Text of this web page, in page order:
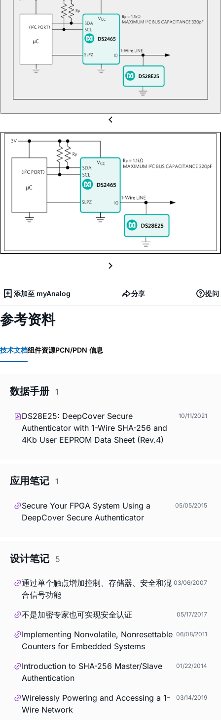
添加至 myAnalog 分享 提问
参考资料
技术文档组件资源PCN/PDN 信息
数据手册 1
DS28E25: DeepCover Secure
Authenticator with 1-Wire SHA-256 and
4Kb User EEPROM Data Sheet (Rev.4)
10/11/2021
应用笔记 1
Secure Your FPGA System Using a
DeepCover Secure Authenticator
05/05/2015
设计笔记 5
通过单个触点增加控制、存储器、安全和混
合信号功能
03/06/2007
不是加密专家也可实现安全认证 05/17/2017
Implementing Nonvolatile, Nonresettable
Counters for Embedded Systems
06/08/2011
Introduction to SHA-256 Master/Slave
Authentication
01/22/2014
Wirelessly Powering and Accessing a 1-
Wire Network
03/14/2019